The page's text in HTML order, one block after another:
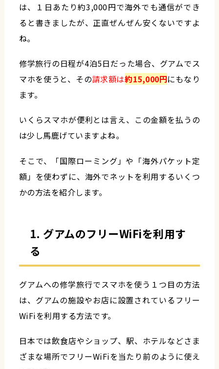
は、１日あたり約3,000円で海外でも通信ができ
ると書きましたが、正直ぜんぜん安くないですよ
ね。
修学旅行の日程が4泊5日だった場合、グアムでス
マホを使うと、その請求額は約15,000円にもなり
ます。
いくらスマホが便利とは言え、この金額を払うの
は少し馬鹿げていますよね。
そこで、「国際ローミング」や「海外パケット定
額」を使わずに、海外でネットを利用するいくつ
かの方法を紹介します。
1. グアムのフリーWiFiを利用す
る
グアムへの修学旅行でスマホを使う１つ目の方法
は、グアムの施設やお店に設置されているフリー
WiFiを利用する方法です。
日本では飲食店やショップ、駅、ホテルなどさま
ざまな場所でフリーWiFiを当たり前のように使え